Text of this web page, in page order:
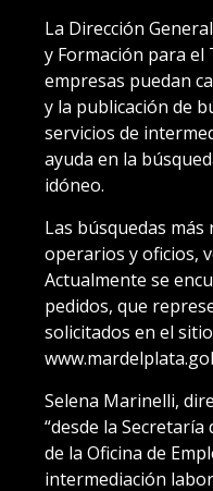
La Dirección
y Formación para el
empresas puedan
y la publicación de
servicios de
ayuda en la
idóneo.
Las búsquedas
operarios y oficios,
Actualmente se
pedidos, que
solicitados en el
Selena Marinelli,
“desde la
de la Oficina de
intermediación